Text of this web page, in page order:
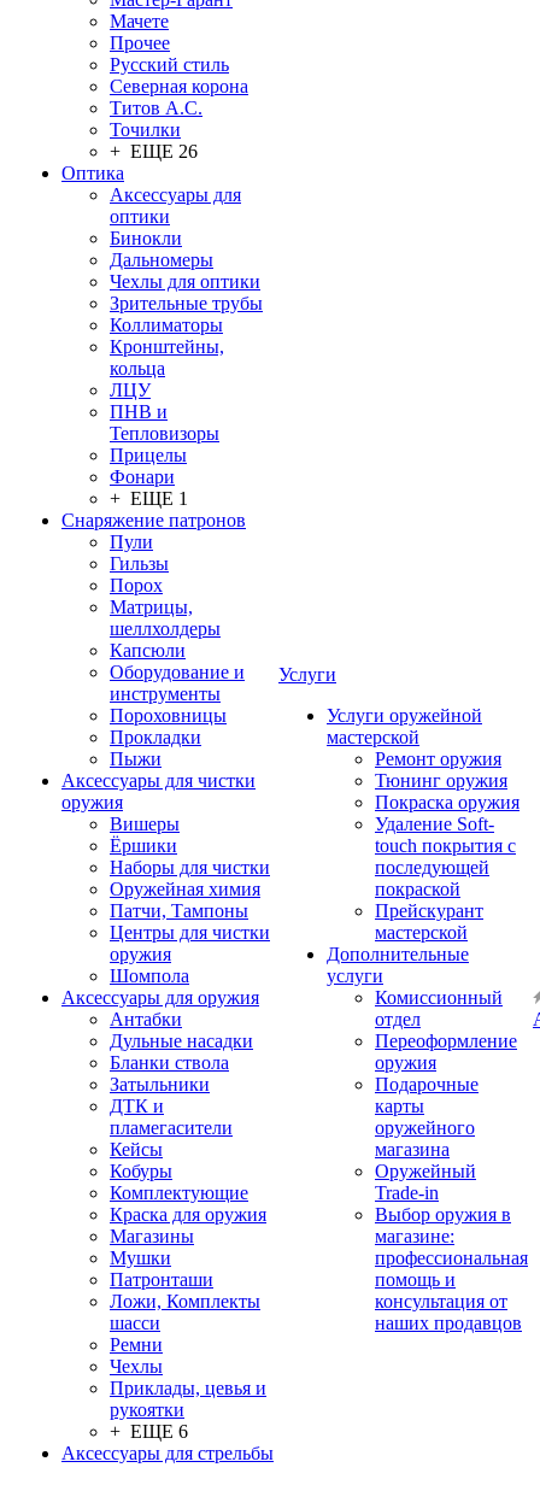
Мачете
Прочее
Русский стиль
Северная корона
Титов А.С.
Точилки
+ ЕЩЕ 26
Оптика
Аксессуары для
оптики
Бинокли
Дальномеры
Чехлы для оптики
Зрительные трубы
Коллиматоры
Кронштейны,
кольца
ЛЦУ
ПНВ и
Тепловизоры
Прицелы
Фонари
+ ЕЩЕ 1
Снаряжение патронов
Пули
Гильзы
Порох
Матрицы,
шеллхолдеры
Капсюли
Оборудование и
инструменты
Пороховницы
Прокладки
Пыжи
Аксессуары для чистки
оружия
Вишеры
Ёршики
Наборы для чистки
Оружейная химия
Патчи, Тампоны
Центры для чистки
оружия
Шомпола
Аксессуары для оружия
Антабки
Дульные насадки
Бланки ствола
Затыльники
ДТК и
пламегасители
Кейсы
Кобуры
Комплектующие
Краска для оружия
Магазины
Мушки
Патронташи
Ложи, Комплекты
шасси
Ремни
Чехлы
Приклады, цевья и
рукоятки
+ ЕЩЕ 6
Аксессуары для стрельбы
Услуги
Услуги оружейной
мастерской
Ремонт оружия
Тюнинг оружия
Покраска оружия
Удаление Soft-
touch покрытия с
последующей
покраской
Прейскурант
мастерской
Дополнительные
услуги
Комиссионный
отдел
Переоформление
оружия
Подарочные
карты
оружейного
магазина
Оружейный
Trade-in
Выбор оружия в
магазине:
профессиональная
помощь и
консультация от
наших продавцов